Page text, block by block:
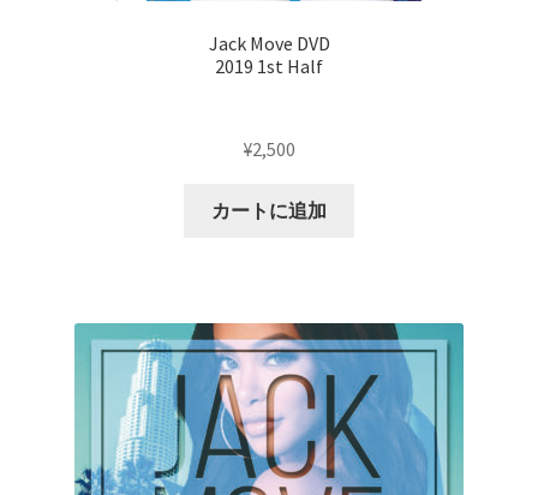
Jack Move DVD
2019 1st Half
¥2,500
カートに追加